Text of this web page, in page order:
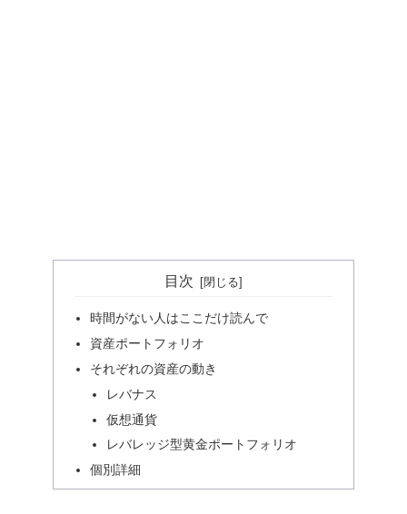
目次
時間がない人はここだけ読んで
資産ポートフォリオ
それぞれの資産の動き
レバナス
仮想通貨
レバレッジ型黄金ポートフォリオ
個別詳細